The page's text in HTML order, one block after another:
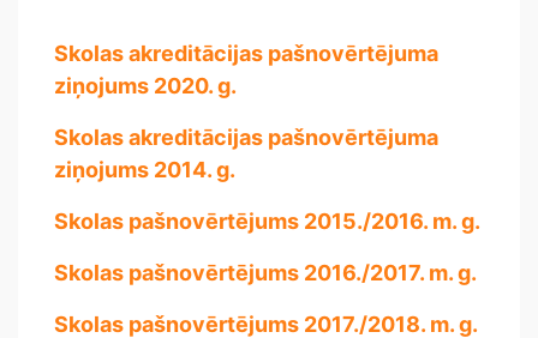
Skolas akreditācijas pašnovērtējuma
ziņojums 2020. g.
Skolas akreditācijas pašnovērtējuma
ziņojums 2014. g.
Skolas pašnovērtējums 2015./2016. m. g.
Skolas pašnovērtējums 2016./2017. m. g.
Skolas pašnovērtējums 2017./2018. m. g.